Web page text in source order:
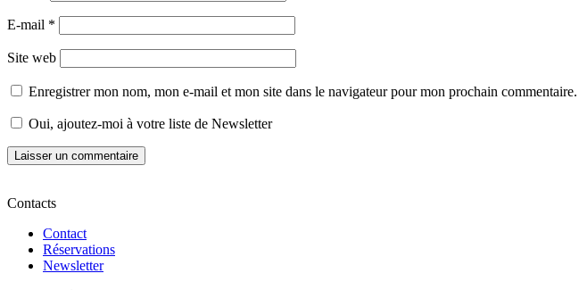
E-mail *
Site web
Enregistrer mon nom, mon e-mail et mon site dans le navigateur pour mon prochain commentaire.
Oui, ajoutez-moi à votre liste de Newsletter
Contacts
Contact
Réservations
Newsletter